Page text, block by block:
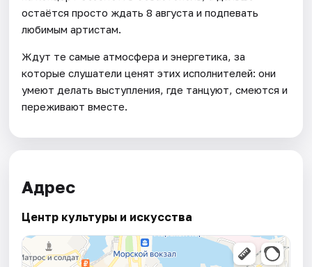
остаётся просто ждать 8 августа и подпевать
любимым артистам.
Ждут те самые атмосфера и энергетика, за
которые слушатели ценят этих исполнителей: они
умеют делать выступления, где танцуют, смеются и
переживают вместе.
Адрес
Центр культуры и искусства